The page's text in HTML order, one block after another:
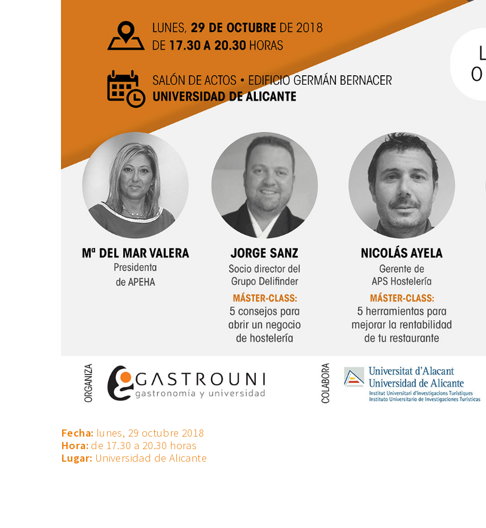
Fecha: lunes, 29 octubre 2018
Hora: de 17.30 a 20.30 horas
Lugar: Universidad de Alicante